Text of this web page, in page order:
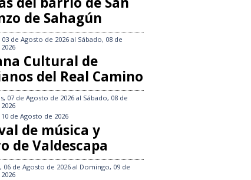
de Sahagún
03 de Agosto de 2026 al Sábado, 08 de
Cultural de
del Real Camino
07 de Agosto de 2026 al Sábado, 08 de
de Agosto de 2026
de música y
de Valdescapa
06 de Agosto de 2026al Domingo, 09 de